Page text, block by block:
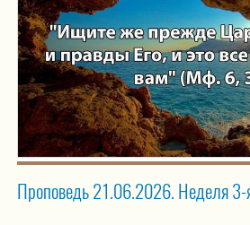
Проповедь 21.06.2026. Неделя 3-